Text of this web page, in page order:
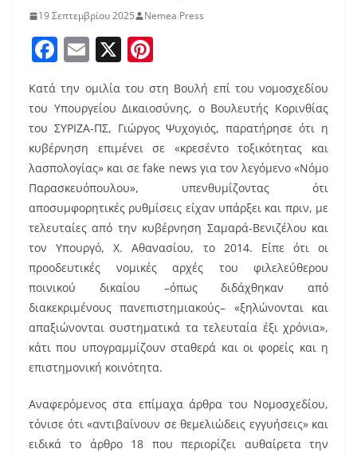
19 Σεπτεμβρίου 2025 Nemea Press
F
c
e
b
o
o
k
E
m
ai
l
X
er
e
st
Κατά την ομιλία του στη Βουλή επί του νομοσχεδίου
του Υπουργείου Δικαιοσύνης, ο Βουλευτής Κορινθίας
του ΣΥΡΙΖΑ-ΠΣ, Γιώργος Ψυχογιός, παρατήρησε ότι η
κυβέρνηση επιμένει σε «κρεσέντο τοξικότητας και
λασπολογίας» και σε fake news για τον λεγόμενο «Νόμο
Παρασκευόπουλου», υπενθυμίζοντας ότι
αποσυμφορητικές ρυθμίσεις είχαν υπάρξει και πριν, με
τελευταίες από την κυβέρνηση Σαμαρά-Βενιζέλου και
τον Υπουργό, Χ. Αθανασίου, το 2014. Είπε ότι οι
προοδευτικές νομικές αρχές του φιλελεύθερου
ποινικού δικαίου –όπως διδάχθηκαν από
διακεκριμένους πανεπιστημιακούς– «ξηλώνονται και
απαξιώνονται συστηματικά τα τελευταία έξι χρόνια»,
κάτι που υπογραμμίζουν σταθερά και οι φορείς και η
επιστημονική κοινότητα.
Αναφερόμενος στα επίμαχα άρθρα του Νομοσχεδίου,
τόνισε ότι «αντιβαίνουν σε θεμελιώδεις εγγυήσεις» και
ειδικά το άρθρο 18 που περιορίζει αυθαίρετα την